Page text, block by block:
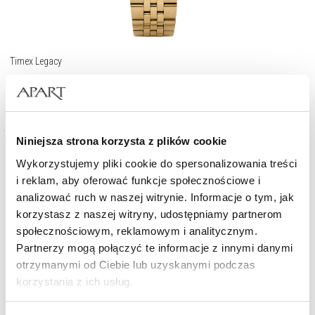
Niniejsza strona korzysta z plików cookie
Wykorzystujemy pliki cookie do spersonalizowania treści
i reklam, aby oferować funkcje społecznościowe i
analizować ruch w naszej witrynie. Informacje o tym, jak
korzystasz z naszej witryny, udostępniamy partnerom
społecznościowym, reklamowym i analitycznym.
Partnerzy mogą połączyć te informacje z innymi danymi
otrzymanymi od Ciebie lub uzyskanymi podczas
korzystania z ich usług.
Timex Legacy